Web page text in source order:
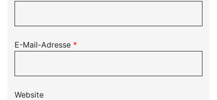
E-Mail-Adresse *
Website